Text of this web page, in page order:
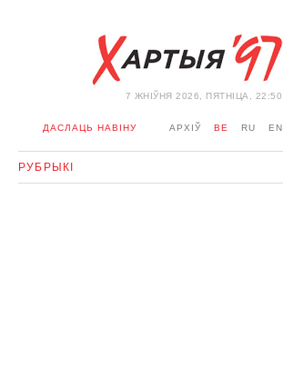
7 ЖНIЎНЯ 2026, ПЯТНІЦА, 22:50
ДАСЛАЦЬ НАВІНУ АРХІЎ BE RU EN
РУБРЫКІ